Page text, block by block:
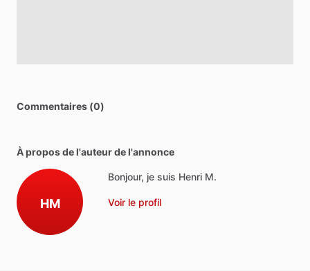
Commentaires (0)
À propos de l'auteur de l'annonce
HM
Bonjour, je suis Henri M.
Voir le profil